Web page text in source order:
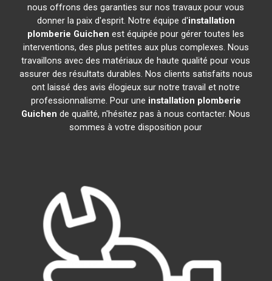
nous offrons des garanties sur nos travaux pour vous
donner la paix d'esprit. Notre équipe d'installation
plomberie Guichen est équipée pour gérer toutes les
interventions, des plus petites aux plus complexes. Nous
travaillons avec des matériaux de haute qualité pour vous
assurer des résultats durables. Nos clients satisfaits nous
ont laissé des avis élogieux sur notre travail et notre
professionnalisme. Pour une installation plomberie
Guichen de qualité, n'hésitez pas à nous contacter. Nous
sommes à votre disposition pour